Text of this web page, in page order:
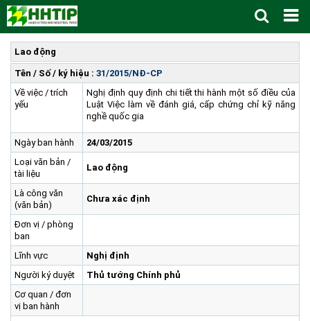
Trang Chủ
Giới thiệu
Lịch sử hình thành và phát triển
Tầm nhìn - Sứ mệnh
Lãnh đạo Ban Quản lý
Cơ cấu tổ chức
Chức năng, nhiệm vụ
Tin tức - sự kiện ▼
Ban Quản lý Khu
Chính sách mới
Doanh nghiệp
Hợp tác quốc tế
Đào tạo và Nghiên cứu
Cách mạng công nghiệp lần thứ 4
Quy hoạch tổng thể
Quy hoạch khu chức năng
Ưu thế
Vị trí
Cơ sở hạ tầng
Cơ chế ưu đãi đầu tư
Cơ chế Một cửa
Nguồn nhân lực
Nhà đầu tư
Hướng dẫn đầu tư ▼
Trình tự, thủ tục đầu tư
Tiêu chí đầu tư
Lĩnh vực đầu tư
Quản lý và vận hành dự án đầu tư
Văn bản pháp luật
Các thủ tục hành chính
Doanh nghiệp
Đất đai
Đầu tư
Khu CNC Hòa Lạc
Thông báo
Thông báo chung
Tuyển dụng
Công khai ngân sách
Dữ liệu mở
FAQs
Liên hệ - Liên kết
Liên kết
Lao động
Tên / Số / ký hiệu : 31/2015/NĐ-CP
Về việc / trích
yếu
Nghị định quy định chi tiết thi hành một số điều của
Luật Việc làm về đánh giá, cấp chứng chỉ kỹ năng
nghề quốc gia
Ngày ban hành
24/03/2015
Loại văn bản /
tài liệu
Lao động
Là công văn
(văn bản)
Chưa xác định
Đơn vị / phòng
ban
Lĩnh vực
Nghị định
Người ký duyệt
Thủ tướng Chính phủ
Cơ quan / đơn
vị ban hành